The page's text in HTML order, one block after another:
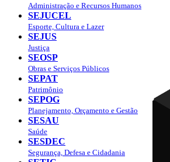
Administração e Recursos Humanos
SEJUCEL
Esporte, Cultura e Lazer
SEJUS
Justiça
SEOSP
Obras e Serviços Públicos
SEPAT
Patrimônio
SEPOG
Planejamento, Orçamento e Gestão
SESAU
Saúde
SESDEC
Segurança, Defesa e Cidadania